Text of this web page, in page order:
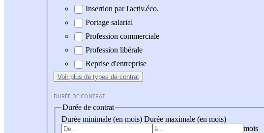
Insertion par l'activ.éco.
Portage salarial
Profession commerciale
Profession libérale
Reprise d'entreprise
Voir plus de types de contrat
DURÉE DE CONTRAT
Durée de contrat
Durée minimale (en mois) Durée maximale (en mois)
mois